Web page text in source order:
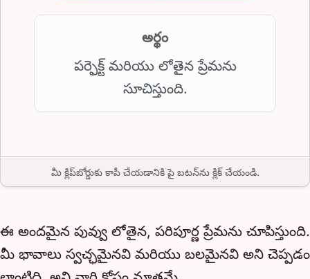
అర్థం
పర్ఫెక్ట్ మరియు లోతైన ప్రేమను
సూచిస్తుంది.
మీ క్లిప్‌బోర్డుకు కాపీ చేయడానికి పై బటన్‌ను క్లిక్ చేయండి.
ఈ అందమైన పువ్వు లోతైన, పరిపూర్ణ ప్రేమను చూపిస్తుంది.
మీ భావాలు స్వచ్ఛమైనవి మరియు బలమైనవి అని చెప్పడం